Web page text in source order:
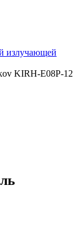
излучающей
KIRH-E08P-12